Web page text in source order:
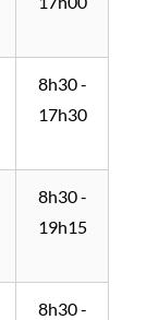
8h30 -
17h30
8h30 -
19h15
8h30 -